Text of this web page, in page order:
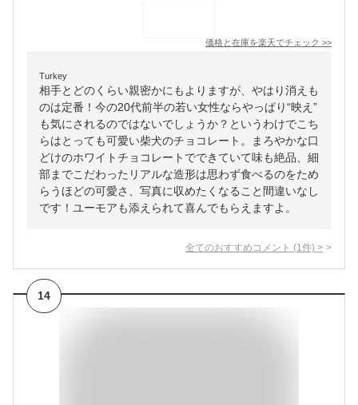
価格と在庫を楽天でチェック >>
Turkey
相手とどのくらい親密かにもよりますが、やはり消えも
のは定番！今の20代前半の若い女性ならやっぱり“映え”
も気にされるのではないでしょうか？というわけでこち
らはとっても可愛い柴犬のチョコレート。まろやかな口
どけのホワイトチョコレートでできていて味も絶品、細
部までこだわったリアルな造形は思わず食べるのをため
らうほどの可愛さ、写真に収めたくなること間違いなし
です！ユーモアも添えられて喜んでもらえますよ。
全てのおすすめコメント (1 件) >
14